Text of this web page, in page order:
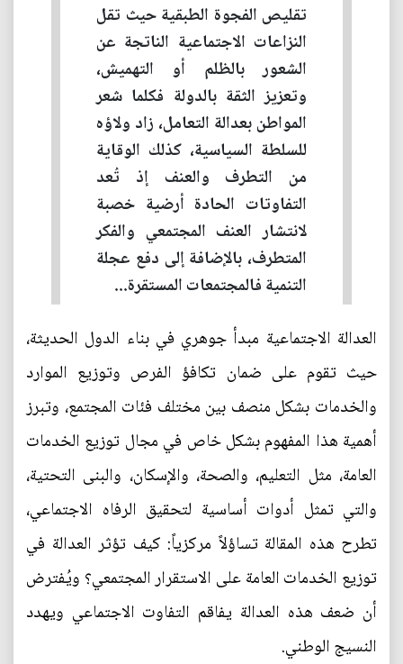
تقليص الفجوة الطبقية حيث تقل
النزاعات الاجتماعية الناتجة عن
الشعور بالظلم أو التهميش،
وتعزيز الثقة بالدولة فكلما شعر
المواطن بعدالة التعامل، زاد ولاؤه
للسلطة السياسية، كذلك الوقاية
من التطرف والعنف إذ تُعد
التفاوتات الحادة أرضية خصبة
لانتشار العنف المجتمعي والفكر
المتطرف، بالإضافة إلى دفع عجلة
التنمية فالمجتمعات المستقرة...
العدالة الاجتماعية مبدأ جوهري في بناء الدول الحديثة،
حيث تقوم على ضمان تكافؤ الفرص وتوزيع الموارد
والخدمات بشكل منصف بين مختلف فئات المجتمع، وتبرز
أهمية هذا المفهوم بشكل خاص في مجال توزيع الخدمات
العامة، مثل التعليم، والصحة، والإسكان، والبنى التحتية،
والتي تمثل أدوات أساسية لتحقيق الرفاه الاجتماعي،
تطرح هذه المقالة تساؤلاً مركزياً: كيف تؤثر العدالة في
توزيع الخدمات العامة على الاستقرار المجتمعي؟ ويُفترض
أن ضعف هذه العدالة يفاقم التفاوت الاجتماعي ويهدد
النسيج الوطني.